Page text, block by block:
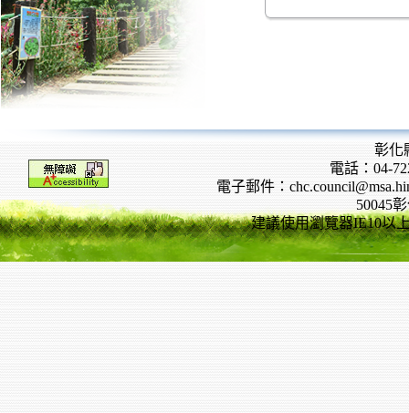
彰化
電話：04-
電子郵件：
50045
建議使用瀏覽器IE10以